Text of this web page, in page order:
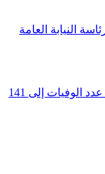
النيابة العامة
“أحداث سبتة ومليلية”.. تقديرات حقوقية ترفع عدد الوفيات إلى 141